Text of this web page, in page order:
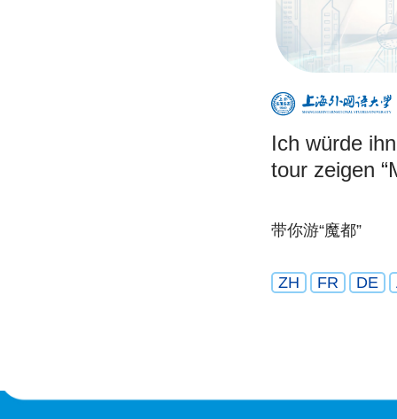
Ich würde
tour zeigen
带你游“魔都”
ZH FR DE